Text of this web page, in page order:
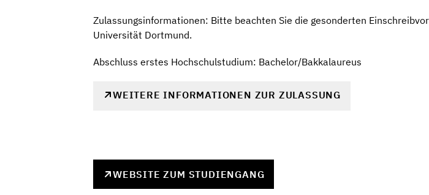
Zulassungsinformationen: Bitte beachten Sie die gesonderten
Universität Dortmund.
Abschluss erstes Hochschulstudium: Bachelor/Bakkalaureus
WEITERE INFORMATIONEN ZUR ZULASSUNG
WEBSITE ZUM STUDIENGANG